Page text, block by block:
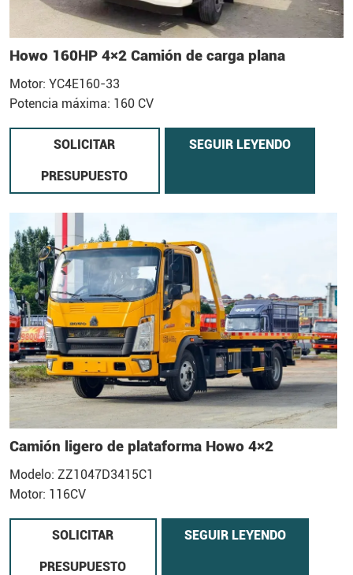
Howo 160HP 4×2 Camión de carga plana
Motor: YC4E160-33
Potencia máxima: 160 CV
SOLICITAR
PRESUPUESTO
SEGUIR LEYENDO
Camión ligero de plataforma Howo 4×2
Modelo: ZZ1047D3415C1
Motor: 116CV
SOLICITAR
PRESUPUESTO
SEGUIR LEYENDO